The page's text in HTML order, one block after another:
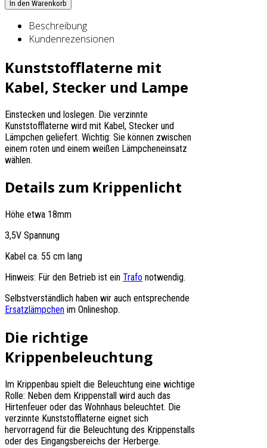
Beschreibung
Kundenrezensionen
Kunststofflaterne mit
Kabel, Stecker und Lampe
Einstecken und loslegen. Die verzinnte
Kunststofflaterne wird mit Kabel, Stecker und
Lämpchen geliefert. Wichtig: Sie können zwischen
einem roten und einem weißen Lämpcheneinsatz
wählen.
Details zum Krippenlicht
Höhe etwa 18mm
3,5V Spannung
Kabel ca. 55 cm lang
Hinweis: Für den Betrieb ist ein Trafo notwendig.
Selbstverständlich haben wir auch entsprechende
Ersatzlämpchen im Onlineshop.
Die richtige
Krippenbeleuchtung
Im Krippenbau spielt die Beleuchtung eine wichtige
Rolle: Neben dem Krippenstall wird auch das
Hirtenfeuer oder das Wohnhaus beleuchtet. Die
verzinnte Kunststofflaterne eignet sich
hervorragend für die Beleuchtung des Krippenstalls
oder des Eingangsbereichs der Herberge.